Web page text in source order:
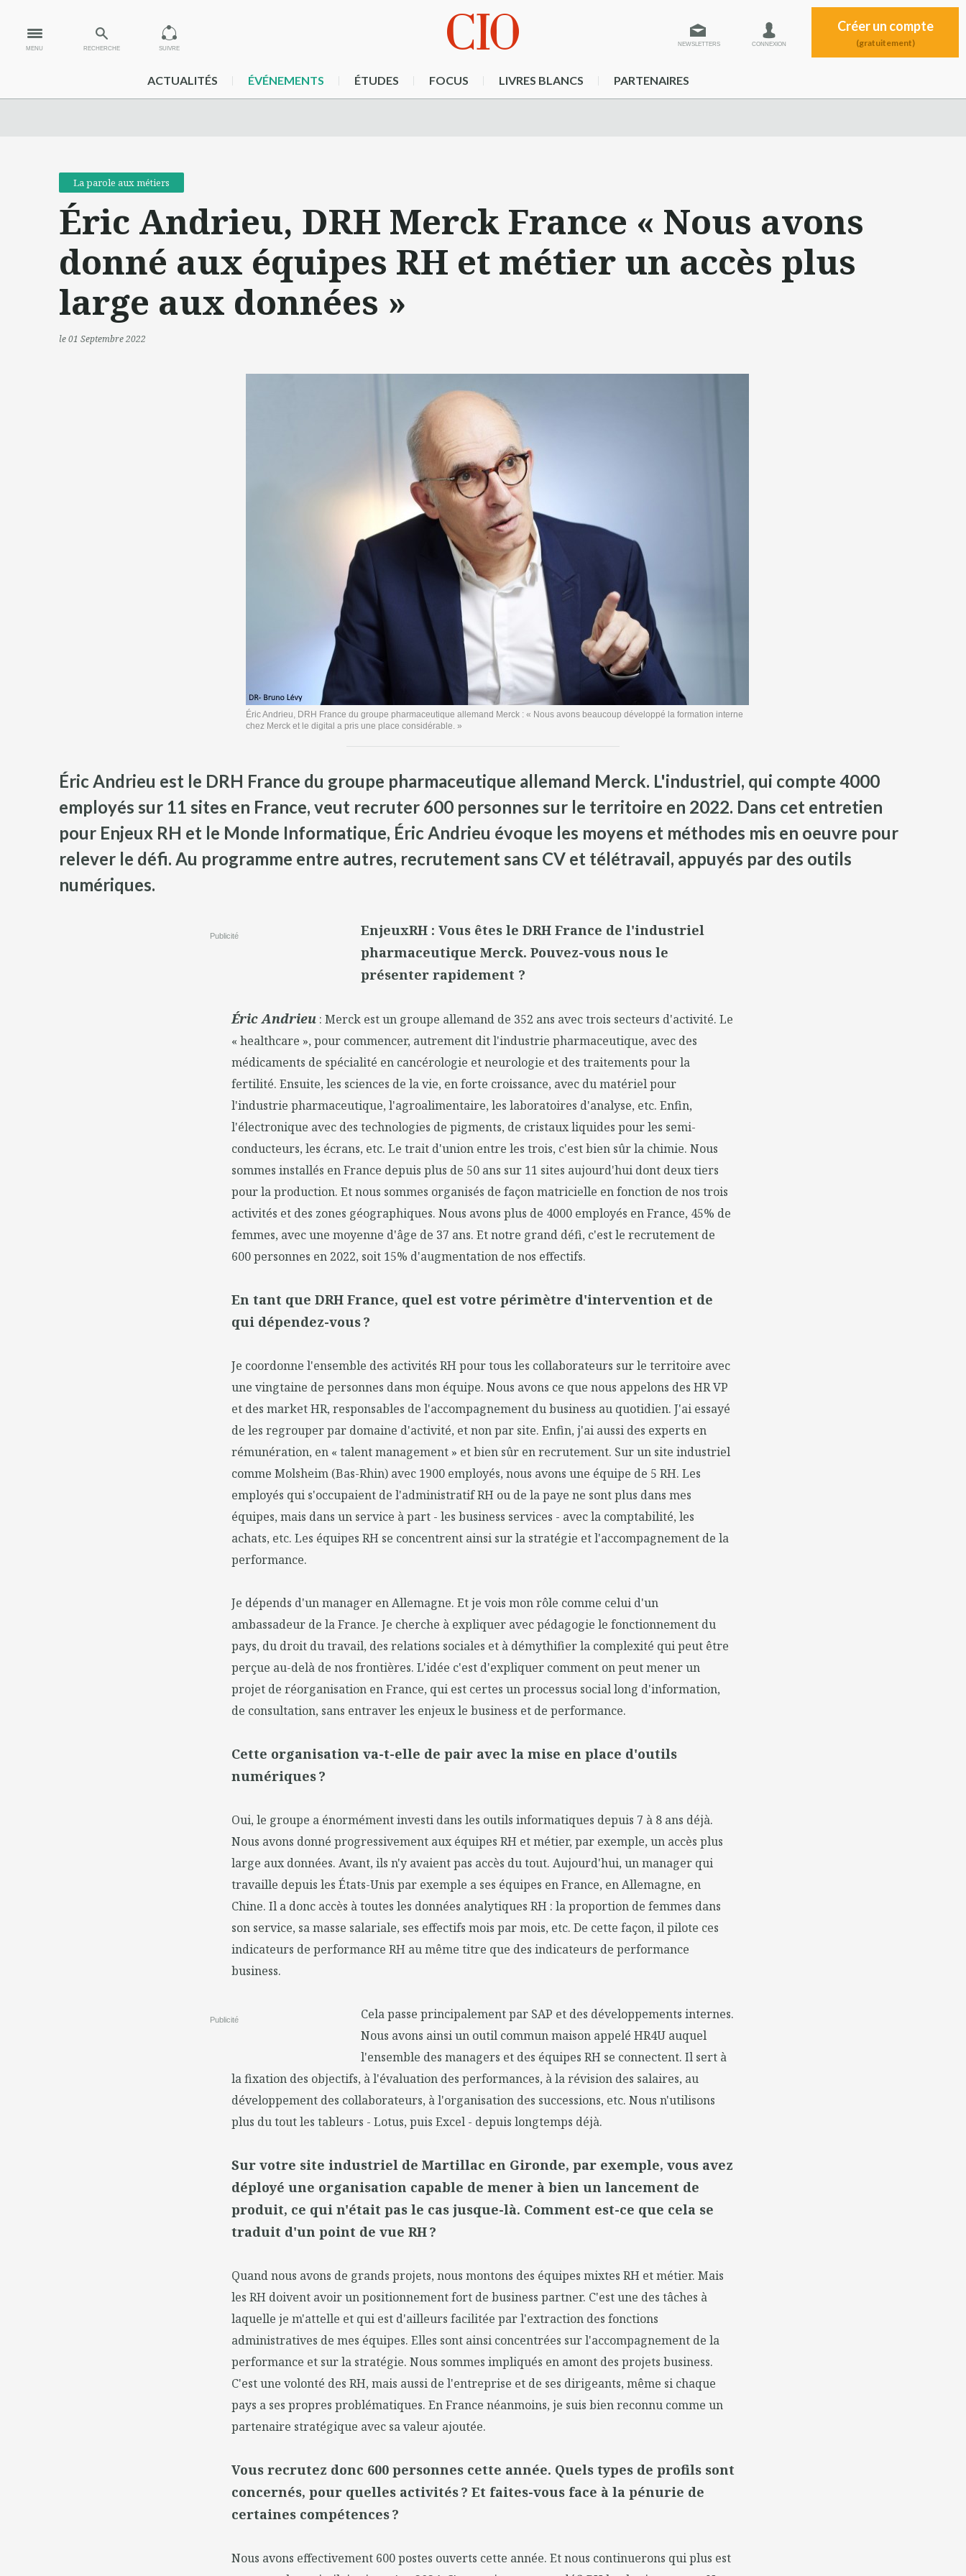
MENU RECHERCHE SUIVRE
NEWSLETTERS CONNEXION
Créer un compte
(gratuitement)
ACTUALITÉS ÉVÉNEMENTS ÉTUDES FOCUS LIVRES BLANCS PARTENAIRES
La parole aux métiers
Éric Andrieu, DRH Merck France « Nous avons
donné aux équipes RH et métier un accès plus
large aux données »
le 01 Septembre 2022
Éric Andrieu, DRH France du groupe pharmaceutique allemand Merck : « Nous avons beaucoup développé la formation interne
chez Merck et le digital a pris une place considérable. »
Éric Andrieu est le DRH France du groupe pharmaceutique allemand Merck. L'industriel, qui compte 4000
employés sur 11 sites en France, veut recruter 600 personnes sur le territoire en 2022. Dans cet entretien
pour Enjeux RH et le Monde Informatique, Éric Andrieu évoque les moyens et méthodes mis en oeuvre pour
relever le défi. Au programme entre autres, recrutement sans CV et télétravail, appuyés par des outils
numériques.
Publicité
EnjeuxRH : Vous êtes le DRH France de l'industriel
pharmaceutique Merck. Pouvez-vous nous le
présenter rapidement ?
Éric Andrieu : Merck est un groupe allemand de 352 ans avec trois secteurs d'activité. Le
« healthcare », pour commencer, autrement dit l'industrie pharmaceutique, avec des
médicaments de spécialité en cancérologie et neurologie et des traitements pour la
fertilité. Ensuite, les sciences de la vie, en forte croissance, avec du matériel pour
l'industrie pharmaceutique, l'agroalimentaire, les laboratoires d'analyse, etc. Enfin,
l'électronique avec des technologies de pigments, de cristaux liquides pour les semi-
conducteurs, les écrans, etc. Le trait d'union entre les trois, c'est bien sûr la chimie. Nous
sommes installés en France depuis plus de 50 ans sur 11 sites aujourd'hui dont deux tiers
pour la production. Et nous sommes organisés de façon matricielle en fonction de nos trois
activités et des zones géographiques. Nous avons plus de 4000 employés en France, 45% de
femmes, avec une moyenne d'âge de 37 ans. Et notre grand défi, c'est le recrutement de
600 personnes en 2022, soit 15% d'augmentation de nos effectifs.
En tant que DRH France, quel est votre périmètre d'intervention et de
qui dépendez-vous ?
Je coordonne l'ensemble des activités RH pour tous les collaborateurs sur le territoire avec
une vingtaine de personnes dans mon équipe. Nous avons ce que nous appelons des HR VP
et des market HR, responsables de l'accompagnement du business au quotidien. J'ai essayé
de les regrouper par domaine d'activité, et non par site. Enfin, j'ai aussi des experts en
rémunération, en « talent management » et bien sûr en recrutement. Sur un site industriel
comme Molsheim (Bas-Rhin) avec 1900 employés, nous avons une équipe de 5 RH. Les
employés qui s'occupaient de l'administratif RH ou de la paye ne sont plus dans mes
équipes, mais dans un service à part - les business services - avec la comptabilité, les
achats, etc. Les équipes RH se concentrent ainsi sur la stratégie et l'accompagnement de la
performance.
Je dépends d'un manager en Allemagne. Et je vois mon rôle comme celui d'un
ambassadeur de la France. Je cherche à expliquer avec pédagogie le fonctionnement du
pays, du droit du travail, des relations sociales et à démythifier la complexité qui peut être
perçue au-delà de nos frontières. L'idée c'est d'expliquer comment on peut mener un
projet de réorganisation en France, qui est certes un processus social long d'information,
de consultation, sans entraver les enjeux le business et de performance.
Cette organisation va-t-elle de pair avec la mise en place d'outils
numériques ?
Oui, le groupe a énormément investi dans les outils informatiques depuis 7 à 8 ans déjà.
Nous avons donné progressivement aux équipes RH et métier, par exemple, un accès plus
large aux données. Avant, ils n'y avaient pas accès du tout. Aujourd'hui, un manager qui
travaille depuis les États-Unis par exemple a ses équipes en France, en Allemagne, en
Chine. Il a donc accès à toutes les données analytiques RH : la proportion de femmes dans
son service, sa masse salariale, ses effectifs mois par mois, etc. De cette façon, il pilote ces
indicateurs de performance RH au même titre que des indicateurs de performance
business.
Publicité
Cela passe principalement par SAP et des développements internes.
Nous avons ainsi un outil commun maison appelé HR4U auquel
l'ensemble des managers et des équipes RH se connectent. Il sert à
la fixation des objectifs, à l'évaluation des performances, à la révision des salaires, au
développement des collaborateurs, à l'organisation des successions, etc. Nous n'utilisons
plus du tout les tableurs - Lotus, puis Excel - depuis longtemps déjà.
Sur votre site industriel de Martillac en Gironde, par exemple, vous avez
déployé une organisation capable de mener à bien un lancement de
produit, ce qui n'était pas le cas jusque-là. Comment est-ce que cela se
traduit d'un point de vue RH ?
Quand nous avons de grands projets, nous montons des équipes mixtes RH et métier. Mais
les RH doivent avoir un positionnement fort de business partner. C'est une des tâches à
laquelle je m'attelle et qui est d'ailleurs facilitée par l'extraction des fonctions
administratives de mes équipes. Elles sont ainsi concentrées sur l'accompagnement de la
performance et sur la stratégie. Nous sommes impliqués en amont des projets business.
C'est une volonté des RH, mais aussi de l'entreprise et de ses dirigeants, même si chaque
pays a ses propres problématiques. En France néanmoins, je suis bien reconnu comme un
partenaire stratégique avec sa valeur ajoutée.
Vous recrutez donc 600 personnes cette année. Quels types de profils sont
concernés, pour quelles activités ? Et faites-vous face à la pénurie de
certaines compétences ?
Nous avons effectivement 600 postes ouverts cette année. Et nous continuerons qui plus est